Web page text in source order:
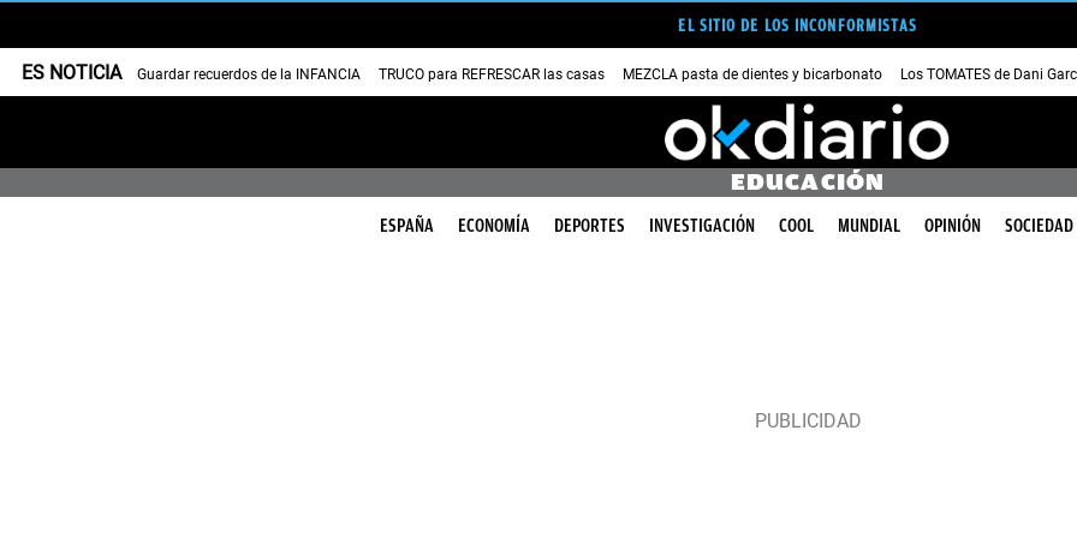
EL SITIO DE LOS INCONFORMISTAS
ES NOTICIA Guardar recuerdos de la INFANCIA TRUCO para REFRESCAR las casas MEZCLA pasta de dientes y bicarbonato Los TOMATES de Dani
EDUCACIÓN
ESPAÑA ECONOMÍA DEPORTES INVESTIGACIÓN COOL MUNDIAL OPINIÓN SOCIEDAD